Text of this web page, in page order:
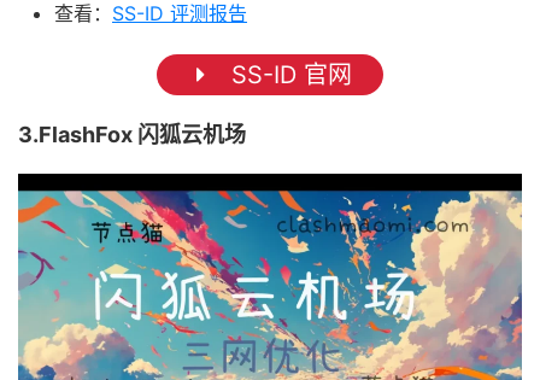
查看： SS-ID 评测报告
SS-ID 官网
3.FlashFox 闪狐云机场